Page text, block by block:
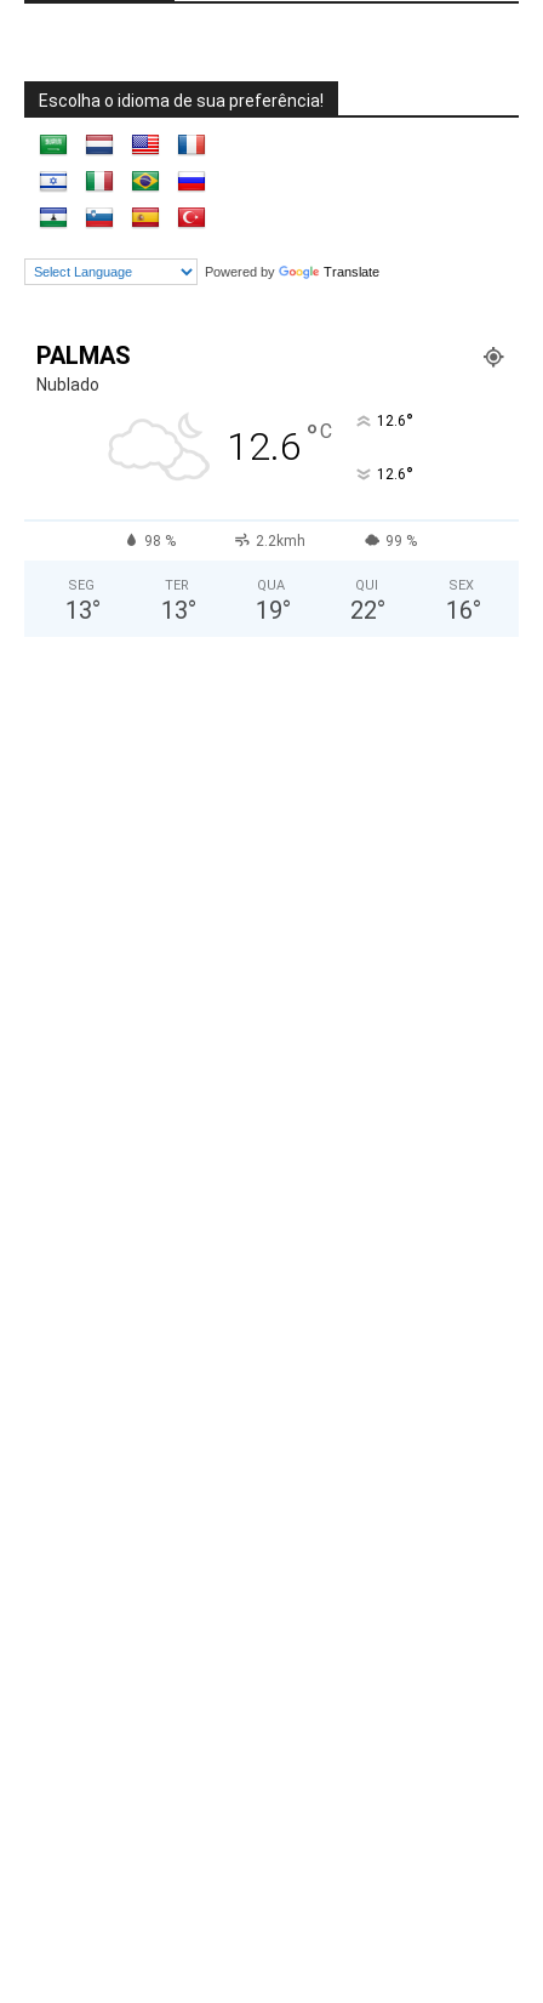
Escolha o idioma de sua preferência!
Powered by Translate
PALMAS
Nublado
12.6 °C 12.6°
12.6°
98 % 2.2kmh 99 %
SEG
13°
TER
13°
QUA
19°
QUI
22°
SEX
16°